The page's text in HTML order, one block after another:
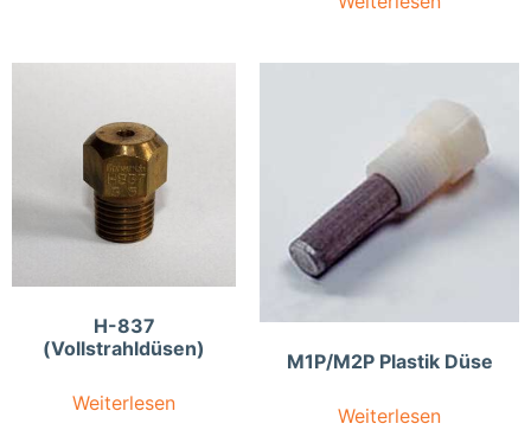
H-837
(Vollstrahldüsen)
Weiterlesen
M1P/M2P Plastik Düse
Weiterlesen